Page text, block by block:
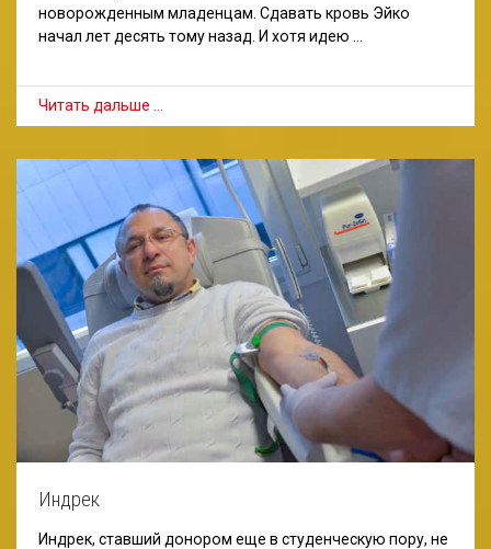
новорожденным младенцам. Сдавать кровь Эйко
начал лет десять тому назад. И хотя идею …
Читать дальше …
Индрек
Индрек, ставший донором еще в студенческую пору, не